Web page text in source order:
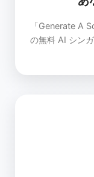
「Generate A
の無料 AI シン